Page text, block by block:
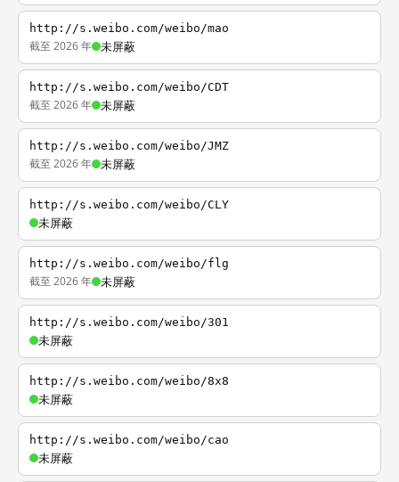
http://s.weibo.com/weibo/mao
截至 2026 年 未屏蔽
http://s.weibo.com/weibo/CDT
截至 2026 年 未屏蔽
http://s.weibo.com/weibo/JMZ
截至 2026 年 未屏蔽
http://s.weibo.com/weibo/CLY
未屏蔽
http://s.weibo.com/weibo/flg
截至 2026 年 未屏蔽
http://s.weibo.com/weibo/301
未屏蔽
http://s.weibo.com/weibo/8x8
未屏蔽
http://s.weibo.com/weibo/cao
未屏蔽